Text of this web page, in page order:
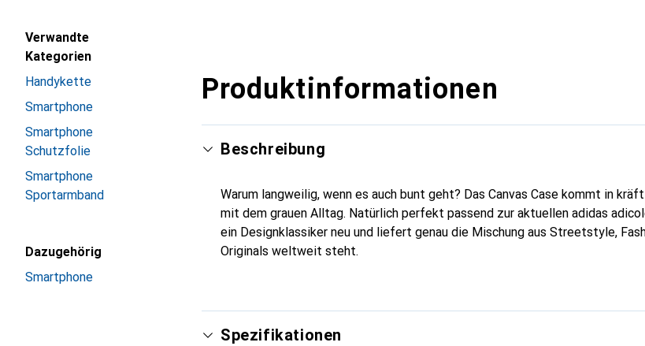
Verwandte
Kategorien
Handykette
Smartphone
Smartphone
Schutzfolie
Smartphone
Sportarmband
Dazugehörig
Smartphone
Produktinformationen
Beschreibung
Warum langweilig, wenn es auch bunt geht? Das Canvas Case kommt in
mit dem grauen Alltag. Natürlich perfekt passend zur aktuellen adidas
ein Designklassiker neu und liefert genau die Mischung aus Streetstyle,
Originals weltweit steht.
Spezifikationen